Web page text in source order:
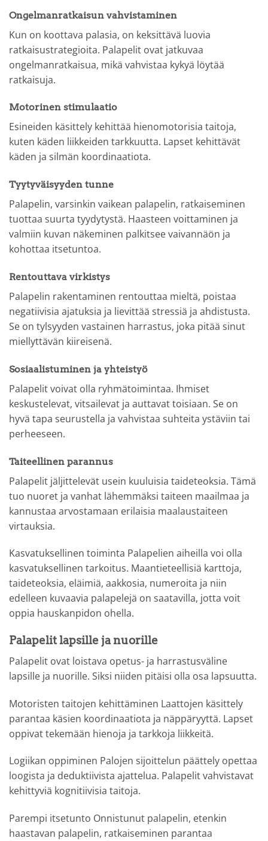
Ongelmanratkaisun vahvistaminen
Kun on koottava palasia, on keksittävä luovia
ratkaisustrategioita. Palapelit ovat jatkuvaa
ongelmanratkaisua, mikä vahvistaa kykyä löytää
ratkaisuja.
Motorinen stimulaatio
Esineiden käsittely kehittää hienomotorisia taitoja,
kuten käden liikkeiden tarkkuutta. Lapset kehittävät
käden ja silmän koordinaatiota.
Tyytyväisyyden tunne
Palapelin, varsinkin vaikean palapelin, ratkaiseminen
tuottaa suurta tyydytystä. Haasteen voittaminen ja
valmiin kuvan näkeminen palkitsee vaivannäön ja
kohottaa itsetuntoa.
Rentouttava virkistys
Palapelin rakentaminen rentouttaa mieltä, poistaa
negatiivisia ajatuksia ja lievittää stressiä ja ahdistusta.
Se on tylsyyden vastainen harrastus, joka pitää sinut
miellyttävän kiireisenä.
Sosiaalistuminen ja yhteistyö
Palapelit voivat olla ryhmätoimintaa. Ihmiset
keskustelevat, vitsailevat ja auttavat toisiaan. Se on
hyvä tapa seurustella ja vahvistaa suhteita ystäviin tai
perheeseen.
Taiteellinen parannus
Palapelit jäljittelevät usein kuuluisia taideteoksia. Tämä
tuo nuoret ja vanhat lähemmäksi taiteen maailmaa ja
kannustaa arvostamaan erilaisia maalaustaiteen
virtauksia.
Kasvatuksellinen toiminta Palapelien aiheilla voi olla
kasvatuksellinen tarkoitus. Maantieteellisiä karttoja,
taideteoksia, eläimiä, aakkosia, numeroita ja niin
edelleen kuvaavia palapelejä on saatavilla, jotta voit
oppia hauskanpidon ohella.
Palapelit lapsille ja nuorille
Palapelit ovat loistava opetus- ja harrastusväline
lapsille ja nuorille. Siksi niiden pitäisi olla osa lapsuutta.
Motoristen taitojen kehittäminen Laattojen käsittely
parantaa käsien koordinaatiota ja näppäryyttä. Lapset
oppivat tekemään hienoja ja tarkkoja liikkeitä.
Logiikan oppiminen Palojen sijoittelun päättely opettaa
loogista ja deduktiivista ajattelua. Palapelit vahvistavat
kehittyviä kognitiivisia taitoja.
Parempi itsetunto Onnistunut palapelin, etenkin
haastavan palapelin, ratkaiseminen parantaa